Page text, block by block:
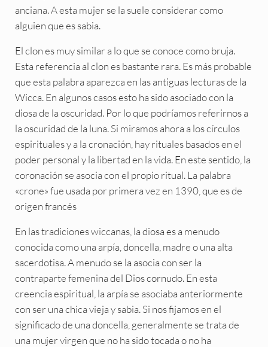
anciana. A esta mujer se la suele considerar como
alguien que es sabia.
El clon es muy similar a lo que se conoce como bruja.
Esta referencia al clon es bastante rara. Es más probable
que esta palabra aparezca en las antiguas lecturas de la
Wicca. En algunos casos esto ha sido asociado con la
diosa de la oscuridad. Por lo que podríamos referirnos a
la oscuridad de la luna. Si miramos ahora a los círculos
espirituales y a la cronación, hay rituales basados en el
poder personal y la libertad en la vida. En este sentido, la
coronación se asocia con el propio ritual. La palabra
«crone» fue usada por primera vez en 1390, que es de
origen francés
En las tradiciones wiccanas, la diosa es a menudo
conocida como una arpía, doncella, madre o una alta
sacerdotisa. A menudo se la asocia con ser la
contraparte femenina del Dios cornudo. En esta
creencia espiritual, la arpía se asociaba anteriormente
con ser una chica vieja y sabia. Si nos fijamos en el
significado de una doncella, generalmente se trata de
una mujer virgen que no ha sido tocada o no ha